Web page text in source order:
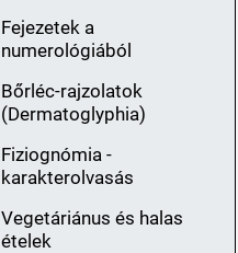
Fejezetek a
numerológiából
Bőrléc-rajzolatok
(Dermatoglyphia)
Fiziognómia -
karakterolvasás
Vegetáriánus és halas
ételek